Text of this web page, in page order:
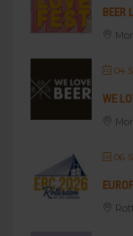
BEER
04
WE
06